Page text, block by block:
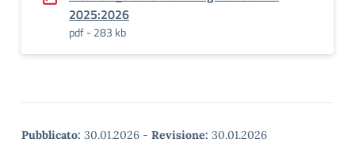
2025:2026
pdf - 283 kb
Pubblicato: 30.01.2026 - Revisione: 30.01.2026